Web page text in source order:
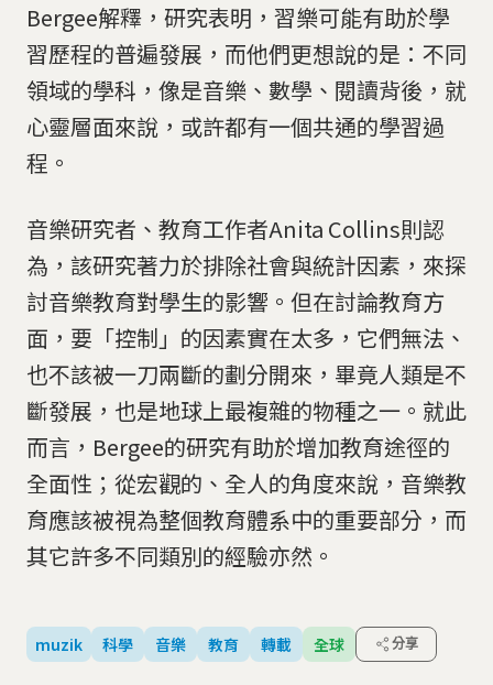
Bergee解釋，研究表明，習樂可能有助於學
習歷程的普遍發展，而他們更想說的是：不同
領域的學科，像是音樂、數學、閱讀背後，就
心靈層面來說，或許都有一個共通的學習過
程。
音樂研究者、教育工作者Anita Collins則認
為，該研究著力於排除社會與統計因素，來探
討音樂教育對學生的影響。但在討論教育方
面，要「控制」的因素實在太多，它們無法、
也不該被一刀兩斷的劃分開來，畢竟人類是不
斷發展，也是地球上最複雜的物種之一。就此
而言，Bergee的研究有助於增加教育途徑的
全面性；從宏觀的、全人的角度來說，音樂教
育應該被視為整個教育體系中的重要部分，而
其它許多不同類別的經驗亦然。
muzik 科學 音樂 教育 轉載 全球 分享